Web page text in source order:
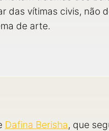
das vítimas civis, não
de arte.
Dafina Berisha, que